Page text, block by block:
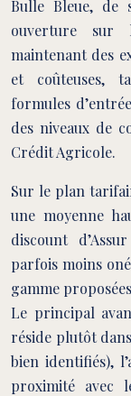
Bulle Bleue, de
ouverture sur
maintenant des
et coûteuses,
formules
des niveaux de
Crédit Agricole.
Sur le plan
une moyenne
discount
parfois moins
gamme
Le principal
réside plutôt
bien identifiés),
proximité avec